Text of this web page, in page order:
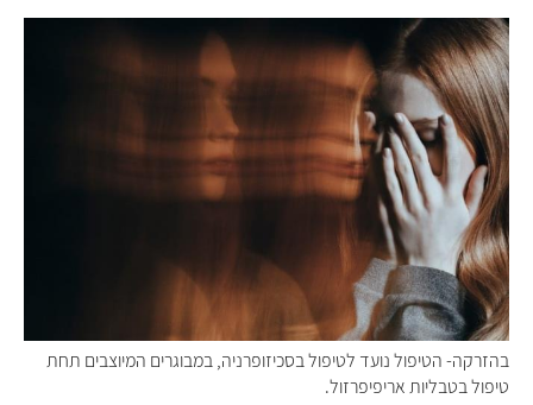
בהזרקה- הטיפול נועד לטיפול בסכיזופרניה, במבוגרים המיוצבים תחת
טיפול בטבליות אריפיפרזול.